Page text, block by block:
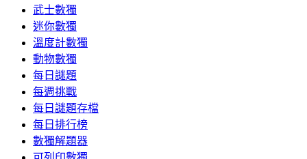
武士數獨
迷你數獨
溫度計數獨
動物數獨
每日謎題
每週挑戰
每日謎題存檔
每日排行榜
數獨解題器